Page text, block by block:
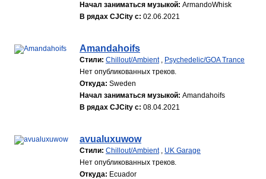
Начал заниматься музыкой: ArmandoWhisk
В рядах CJCity с: 02.06.2021
Amandahoifs
Стили: Chillout/Ambient, Psychedelic/GOA Trance
Нет опубликованных треков.
Откуда: Sweden
Начал заниматься музыкой: Amandahoifs
В рядах CJCity с: 08.04.2021
avualuxuwow
Стили: Chillout/Ambient, UK Garage
Нет опубликованных треков.
Откуда: Ecuador